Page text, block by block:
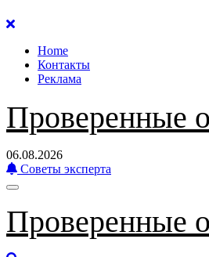
Перейти
содержанию
Home
Контакты
Реклама
Проверенные
06.08.2026
Советы эксперта
Проверенные